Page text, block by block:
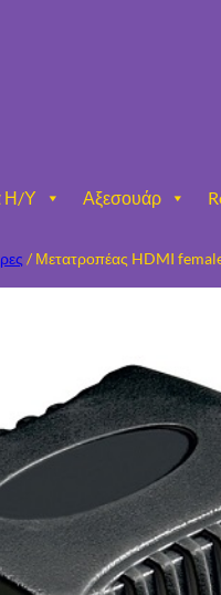
Η/Υ Αξεσουάρ
/ Μετατροπέας HDMI